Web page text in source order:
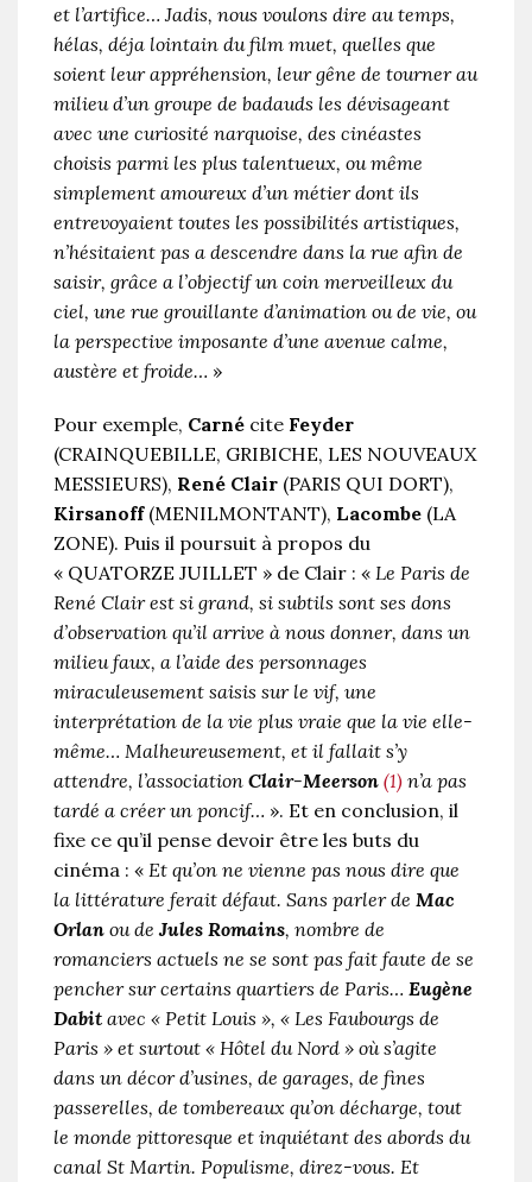
et l’artifice… Jadis, nous voulons dire au temps,
hélas, déja lointain du film muet, quelles que
soient leur appréhension, leur gêne de tourner au
milieu d’un groupe de badauds les dévisageant
avec une curiosité narquoise, des cinéastes
choisis parmi les plus talentueux, ou même
simplement amoureux d’un métier dont ils
entrevoyaient toutes les possibilités artistiques,
n’hésitaient pas a descendre dans la rue afin de
saisir, grâce a l’objectif un coin merveilleux du
ciel, une rue grouillante d’animation ou de vie, ou
la perspective imposante d’une avenue calme,
austère et froide… »
Pour exemple, Carné cite Feyder
(CRAINQUEBILLE, GRIBICHE, LES NOUVEAUX
MESSIEURS), René Clair (PARIS QUI DORT),
Kirsanoff(MENILMONTANT), Lacombe (LA
ZONE). Puis il poursuit à propos du
« QUATORZE JUILLET » de Clair : « Le Paris de
René Clair est si grand, si subtils sont ses dons
d’observation qu’il arrive à nous donner, dans un
milieu faux, a l’aide des personnages
miraculeusement saisis sur le vif, une
interprétation de la vie plus vraie que la vie elle-
même… Malheureusement, et il fallait s’y
attendre, l’association Clair-Meerson (1) n’a pas
tardé a créer un poncif… ». Et en conclusion, il
fixe ce qu’il pense devoir être les buts du
cinéma : « Et qu’on ne vienne pas nous dire que
la littérature ferait défaut. Sans parler de Mac
Orlan ou deJules Romains, nombre de
romanciers actuels ne se sont pas fait faute de se
pencher sur certains quartiers de Paris… Eugène
Dabit avec « Petit Louis », « Les Faubourgs de
Paris » et surtout « Hôtel du Nord » où s’agite
dans un décor d’usines, de garages, de fines
passerelles, de tombereaux qu’on décharge, tout
le monde pittoresque et inquiétant des abords du
canal St Martin. Populisme, direz-vous. Et